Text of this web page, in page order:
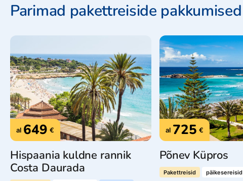
Parimad pakettreiside pakkumised
al 649 €
Hispaania kuldne rannik
Costa Daurada
al 725 €
Põnev Küpros
Pakettreisid päikesereisid